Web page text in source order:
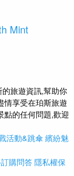
Mint
旅遊資訊,幫助你
情享受在珀斯旅遊
點的任何問題,歡迎
活動&跳傘繽紛魅
購問答隱私權保